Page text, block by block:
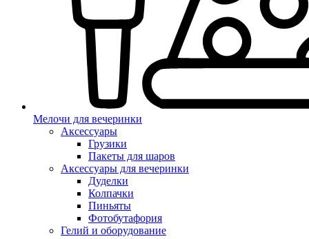
Мелочи для вечеринки
Аксессуары
Грузики
Пакеты для шаров
Аксессуары для вечеринки
Дуделки
Колпачки
Пиньяты
Фотобутафория
Гелий и оборудование